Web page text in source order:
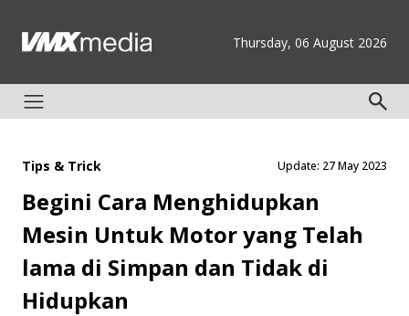
Thursday, 06 August 2026
Tips & Trick Update: 27 May 2023
Begini Cara Menghidupkan
Mesin Untuk Motor yang Telah
lama di Simpan dan Tidak di
Hidupkan